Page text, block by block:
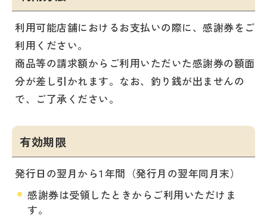
利用可能店舗におけるお支払いの際に、感謝券をご
利用ください。
商品等の請求額からご利用いただいた感謝券の額面
分が差し引かれます。なお、釣り銭が出ませんの
で、ご了承ください。
有効期限
発行日の翌月から1年間（発行月の翌年同月末）
感謝券は受領したときからご利用いただけま
す。